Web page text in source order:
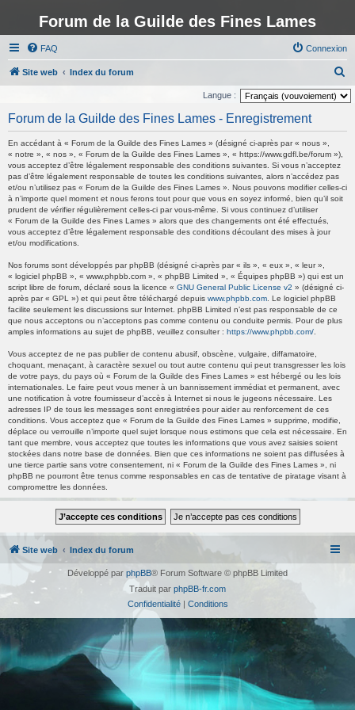
Forum de la Guilde des Fines Lames
FAQ Connexion
Site web Index du forum
e
c
Langue :
Forum de la Guilde des Fines Lames - Enregistrement
En accédant à « Forum de la Guilde des Fines Lames » (désigné ci-après par « nous »,
« notre », « nos », « Forum de la Guilde des Fines Lames », « https://www.gdfl.be/forum »),
vous acceptez d’être légalement responsable des conditions suivantes. Si vous n’acceptez
pas d’être légalement responsable de toutes les conditions suivantes, alors n’accédez pas
et/ou n’utilisez pas « Forum de la Guilde des Fines Lames ». Nous pouvons modifier celles-ci
à n’importe quel moment et nous ferons tout pour que vous en soyez informé, bien qu’il soit
prudent de vérifier régulièrement celles-ci par vous-même. Si vous continuez d’utiliser
« Forum de la Guilde des Fines Lames » alors que des changements ont été effectués,
vous acceptez d’être légalement responsable des conditions découlant des mises à jour
et/ou modifications.
Nos forums sont développés par phpBB (désigné ci-après par « ils », « eux », « leur »,
« logiciel phpBB », « www.phpbb.com », « phpBB Limited », « Équipes phpBB ») qui est un
script libre de forum, déclaré sous la licence « GNU General Public License v2 » (désigné ci-
après par « GPL ») et qui peut être téléchargé depuis www.phpbb.com . Le logiciel phpBB
facilite seulement les discussions sur Internet. phpBB Limited n’est pas responsable de ce
que nous acceptons ou n’acceptons pas comme contenu ou conduite permis. Pour de plus
amples informations au sujet de phpBB, veuillez consulter : https://www.phpbb.com/
Vous acceptez de ne pas publier de contenu abusif, obscène, vulgaire, diffamatoire,
choquant, menaçant, à caractère sexuel ou tout autre contenu qui peut transgresser les lois
de votre pays, du pays où « Forum de la Guilde des Fines Lames » est hébergé ou les lois
internationales. Le faire peut vous mener à un bannissement immédiat et permanent, avec
une notification à votre fournisseur d’accès à Internet si nous le jugeons nécessaire. Les
adresses IP de tous les messages sont enregistrées pour aider au renforcement de ces
conditions. Vous acceptez que « Forum de la Guilde des Fines Lames » supprime, modifie,
déplace ou verrouille n’importe quel sujet lorsque nous estimons que cela est nécessaire. En
tant que membre, vous acceptez que toutes les informations que vous avez saisies soient
stockées dans notre base de données. Bien que ces informations ne soient pas diffusées à
une tierce partie sans votre consentement, ni « Forum de la Guilde des Fines Lames », ni
phpBB ne pourront être tenus comme responsables en cas de tentative de piratage visant à
compromettre les données.
Site web Index du forum
Développé par phpBB® Forum Software © phpBB Limited
Traduit par phpBB-fr.com
Confidentialité| Conditions